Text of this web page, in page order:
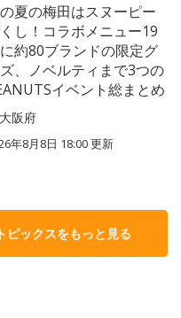
夏の梅田はスヌーピー
し！コラボメニュー19
約80ブランドの限定グ
、ノベルティまで3つの
イベント総まとめ
大阪府
年8月8日 18:00更新
ピックスをもっと見る